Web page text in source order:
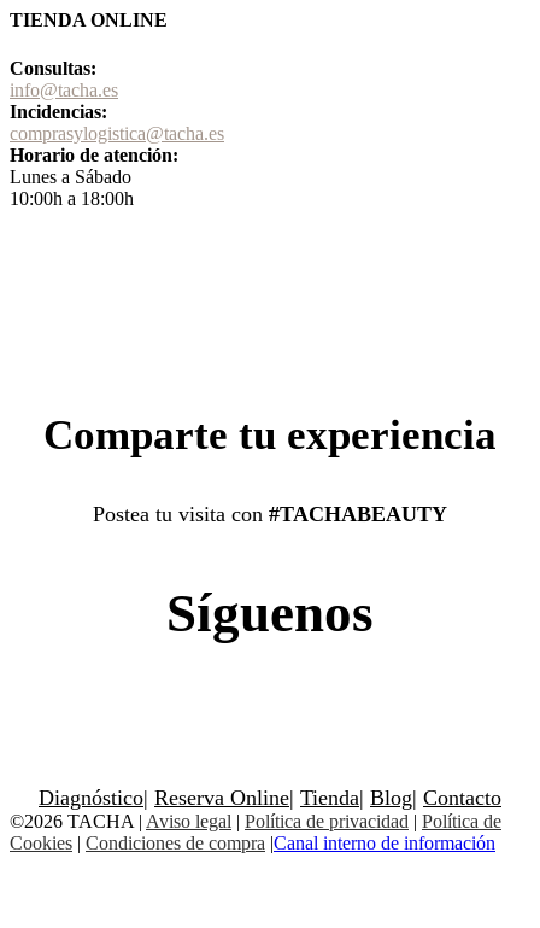
TIENDA ONLINE
Consultas:
info@tacha.es
Incidencias:
comprasylogistica@tacha.es
Horario de atención:
Lunes a Sábado
10:00h a 18:00h
Comparte tu experiencia
Postea tu visita con #TACHABEAUTY
Síguenos
Diagnóstico| Reserva Online| Tienda| Blog| Contacto
©2026 TACHA | Aviso legal | Política de privacidad | Política de
Cookies | Condiciones de compra |Canal interno de información